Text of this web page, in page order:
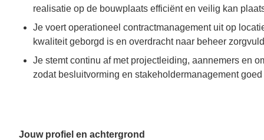
realisatie op de bouwplaats efficiënt en veilig kan
Je voert operationeel contractmanagement uit op
kwaliteit geborgd is en overdracht naar beheer
Je stemt continu af met projectleiding, aannemers en
zodat besluitvorming en stakeholdermanagement
Jouw profiel en achtergrond